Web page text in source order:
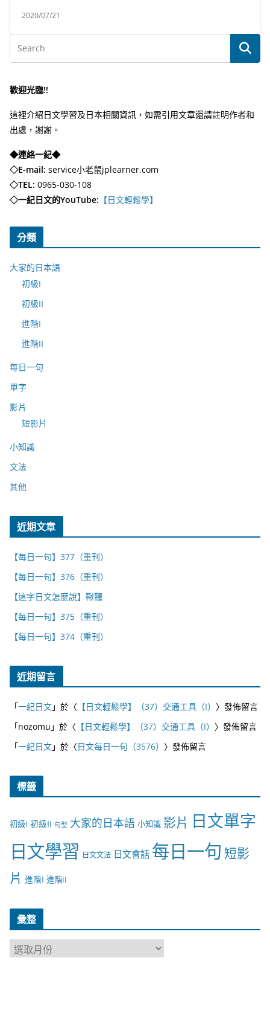
2020/07/21
歡迎光臨!!
這裡介紹日文學習及日本相關資訊，如需引用文章還請註明作者和
出處，謝謝。
◆連絡一紀◆
◇E-mail: service小老鼠jplearner.com
◇TEL: 0965-030-108
◇一紀日文的YouTube: 【日文輕鬆學】
分類
大家的日本語
初級I
初級II
進階I
進階II
每日一句
單字
影片
短影片
小知識
文法
其他
近期文章
【每日一句】377（重刊）
【每日一句】376（重刊）
【這字日文怎麼說】鞦韆
【每日一句】375（重刊）
【每日一句】374（重刊）
近期留言
「一紀日文」於〈 【日文輕鬆學】（37）交通工具（I） 〉發佈留言
「nozomu 」於〈 【日文輕鬆學】（37）交通工具（I） 〉發佈留言
「一紀日文」於〈日文每日一句（3576） 〉發佈留言
標籤
初級I 初級II 句型 大家的日本語 小知識 影片 日文單字
日文學習 日文文法 日文會話 每日一句 短影
片 進階I 進階II
彙整
彙
整